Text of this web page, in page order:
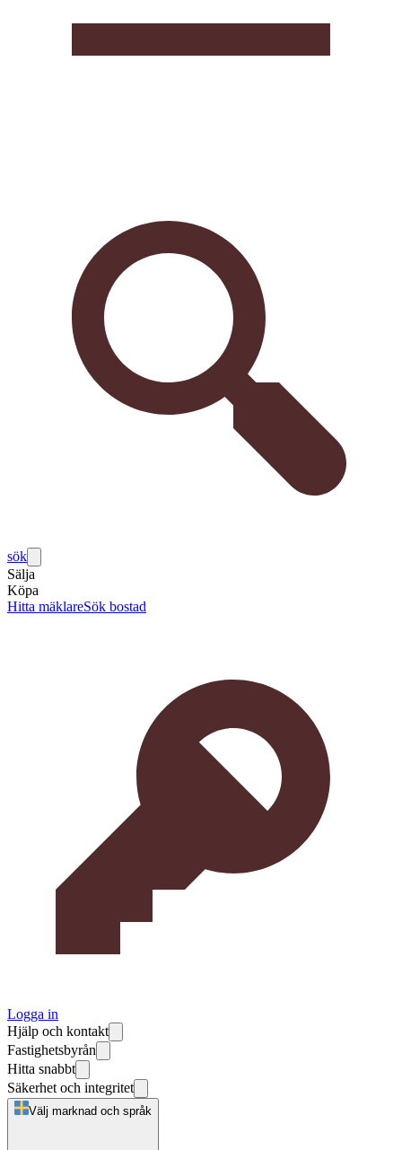
sök
Sälja
Köpa
Hitta mäklareSök bostad
Logga in
Hjälp och kontakt
Fastighetsbyrån
Hitta snabbt
Säkerhet och integritet
Välj marknad och språk